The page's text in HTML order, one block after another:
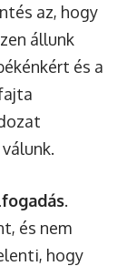
az, hogy
állunk
és a
.
és nem
hogy